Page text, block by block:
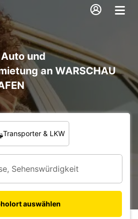
und
an WARSCHAU
Transporter & LKW
auswählen